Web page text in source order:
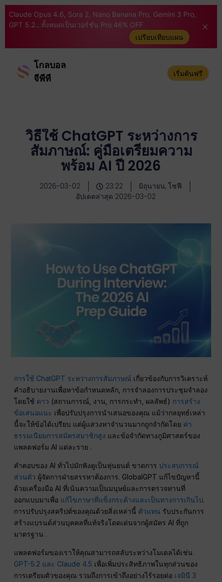
Claude Opus 4.6, Sora 2, Nano Banana Pro, Gemini 3 Pro,
GPT 5.2...ทั้งหมดเป็นเวอร์ชัน Pro 46% OFF
เปรียบเทียบแผน
โกลบอล
จีพีที
เริ่มต้นฟรี
วิธีใช้ ChatGPT ระหว่างการ
สัมภาษณ์: คู่มือเตรียมความ
พร้อม AI ปี 2026
2026-03-02 23:22
มิถุนายน, โซฟี
อัปเดตล่าสุด 2026-03-02
การใช้ ChatGPT ระหว่างการสัมภาษณ์ เกี่ยวข้องกับการวิเคราะห์
คำอธิบายงานเพื่อหาข้อกำหนดหลัก, การจำลองการประชุมจำลอง
โดยใช้ ดาว (สถานการณ์, งาน, การกระทำ, ผลลัพธ์) การสร้าง
ข้อเสนอแนะ เพื่อปรับปรุงการนำเสนอของคุณ แม้ว่ากลยุทธ์เหล่า
นี้จะให้ข้อได้เปรียบ แต่ผู้แสวงหาจำนวนมากถูกจำกัดโดย ค่า
ธรรมเนียมการสมัครสมาชิกสูง และข้อจำกัดทางภูมิศาสตร์ของ
แพลตฟอร์ม AI แต่ละราย .
คำตอบของ AI ทั่วไปมักฟังดูเป็นหุ่นยนต์ ขาดการ ประสบการณ์
ส่วนตัว ผู้จัดการฝ่ายสรรหาต้องการ. GlobalGPT แก้ไขปัญหานี้
ด้วยเครื่องมือ AI ที่เน้นความเป็นมนุษย์และการตรวจทานที่
ออกแบบมาเพื่อ แก้ไขภาษาที่แข็งกระด้างและเป็นทางการเกินไป.
การปรับปรุงสคริปต์ของคุณด้วยสิ่งเหล่านี้ ตัวแทน รับประกันการ
สร้างแบรนด์ส่วนบุคคลที่แท้จริงโดดเด่นจากผู้สมัคร AI ที่ถูก
มาตรฐาน .
แพลตฟอร์มของเราให้คุณสามารถสลับระหว่างโมเดลได้เช่น
GPT-5.2 และ Claude 4.5 เพื่อเพิ่มประสิทธิภาพในทุกส่วนของ
การเตรียมตัวของคุณ รวมถึงการเข้าถึงอย่างไร้รอยต่อ เจมินี 3